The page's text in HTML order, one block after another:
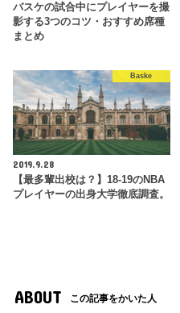
バスケの試合中にプレイヤーを撮
影する3つのコツ・おすすめ席種
まとめ
Baske
2019.9.28
【最多輩出校は？】18-19のNBA
プレイヤーの出身大学徹底調査。
ABOUT この記事をかいた人